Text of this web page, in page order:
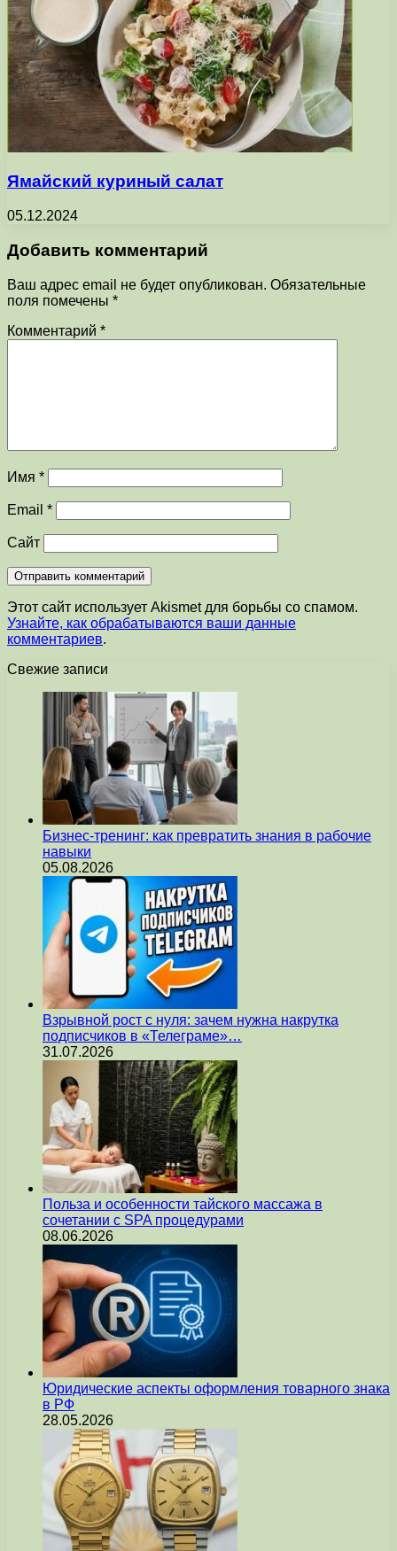
Ямайский куриный салат
05.12.2024
Добавить комментарий
Ваш адрес email не будет опубликован. Обязательные
поля помечены *
Комментарий *
Имя *
Email *
Сайт
Этот сайт использует Akismet для борьбы со спамом.
Узнайте, как обрабатываются ваши данные
комментариев.
Свежие записи
Бизнес-тренинг: как превратить знания в рабочие
навыки
05.08.2026
Взрывной рост с нуля: зачем нужна накрутка
подписчиков в «Телеграме»…
31.07.2026
Польза и особенности тайского массажа в
сочетании с SPA процедурами
08.06.2026
Юридические аспекты оформления товарного знака
в РФ
28.05.2026